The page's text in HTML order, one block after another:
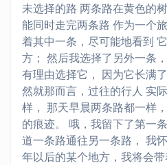
未选择的路 两条路在黄色的
能同时走完两条路 作为一个
着其中一条，尽可能地看到
方； 然后我选择了另外一条
有理由选择它， 因为它长满
然就那而言，过往的行人 实
样， 那天早晨两条路都一样
的痕迹。 哦，我留下了第一
道一条路通往另一条路， 我
年以后的某个地方，我将会